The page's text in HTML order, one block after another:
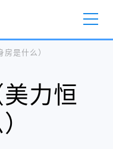
房是什么）
力恒